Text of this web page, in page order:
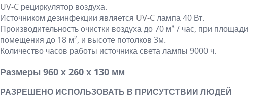
UV-C рециркулятор воздуха.
Источником дезинфекции является UV-Cлампа 40 Вт.
Производительность очистки воздуха до 70 м³ / час, при площади
помещения до 18 м², и высоте потолков 3м.
Количество часов работы источника света лампы 9000 ч.
Размеры 960 х 260 х 130 мм
РАЗРЕШЕНО ИСПОЛЬЗОВАТЬ В ПРИСУТСТВИИ ЛЮДЕЙ